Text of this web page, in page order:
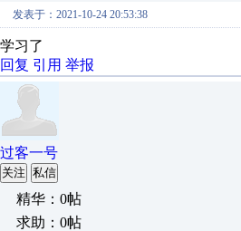
发表于：2021-10-24 20:53:38
学习了
回复 引用 举报
过客一号
关注 私信
精华：0帖
求助：0帖